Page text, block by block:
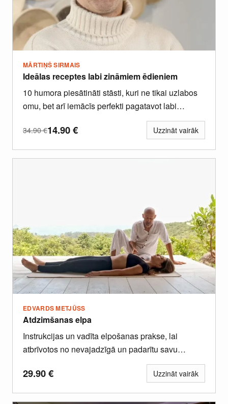
MĀRTIŅŠ SIRMAIS
Ideālas receptes labi zināmiem ēdieniem
10 humora piesātināti stāsti, kuri ne tikai uzlabos
omu, bet arī iemācīs perfekti pagatavot labi
34.90€14.90€ Uzzināt vairāk
EDVARDS METJŪSS
Atdzimšanas elpa
Instrukcijas un vadīta elpošanas prakse, lai
atbrīvotos no nevajadzīgā un padarītu savu
iekšējo vidi plašāku, tīrāku, gaišāku.
29.90€ Uzzināt vairāk